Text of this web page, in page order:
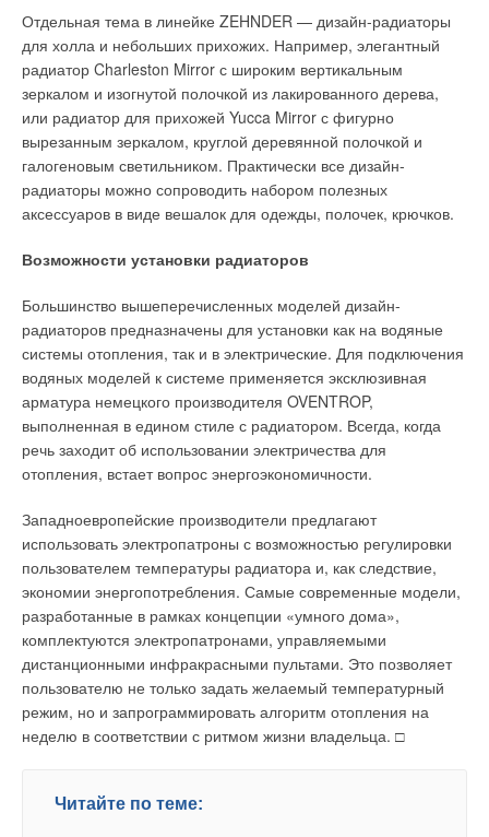
Отдельная тема в линейке ZEHNDER — дизайн-радиаторы
для холла и небольших прихожих. Например, элегантный
радиатор Charleston Mirror с широким вертикальным
зеркалом и изогнутой полочкой из лакированного дерева,
или радиатор для прихожей Yucca Mirror с фигурно
вырезанным зеркалом, круглой деревянной полочкой и
галогеновым светильником. Практически все дизайн-
радиаторы можно сопроводить набором полезных
аксессуаров в виде вешалок для одежды, полочек, крючков.
Возможности установки радиаторов
Большинство вышеперечисленных моделей дизайн-
радиаторов предназначены для установки как на водяные
системы отопления, так и в электрические. Для подключения
водяных моделей к системе применяется эксклюзивная
арматура немецкого производителя OVENTROP,
выполненная в едином стиле с радиатором. Всегда, когда
речь заходит об использовании электричества для
отопления, встает вопрос энергоэкономичности.
Западноевропейские производители предлагают
использовать электропатроны с возможностью регулировки
пользователем температуры радиатора и, как следствие,
экономии энергопотребления. Самые современные модели,
разработанные в рамках концепции «умного дома»,
комплектуются электропатронами, управляемыми
дистанционными инфракрасными пультами. Это позволяет
пользователю не только задать желаемый температурный
режим, но и запрограммировать алгоритм отопления на
неделю в соответствии с ритмом жизни владельца. □
Читайте по теме:
Комментарии
В этой теме еще нет комментариев
Добавить комментарий
Ваше имя *
Ваш E-mail *
Фильтр как панацея от шламовой коррозии имеет ряд
недостатков, его способность удалять шлам определяется
диаметром сетки. Например, фильтр может задерживать 100
или 50 микрон, но все, что меньше этого значения, будет
через этот фильтр проходить, а крупнее — задерживаться.
И стечением времени мы можем добиться полной
непроходимости фильтра, что приведет к износу или
поломке оборудования. Кроме того, для того чтобы
обслуживать фильтр, необходимо остановить систему,
открыть крышку, достать фильтрующий элемент и заменить
либо очистить его, в этот момент система останавливается.
Обслуживание сепараторов занимает минимум времени:
достаточно буквально нескольких секунд, чтобы сбросить
накопившийся шлам. Не нужно дополнительных расчетов по
применению обратно-промывных фильтров, расчетов
расхода воды на обратную промывку. Применяя сепараторы
Spirovent, вы сбрасываете такое незначительное количество
воды, что подпиткой при расчетах можно пренебречь.
Кроме того, сепараторы Spirovent имеют неизменный
показатель гидравлического сопротивления. При
стандартных условиях, о которых было сказано выше,
показатель гидравлического сопротивления измеряется 1
кПа, или 0,01 бар, т.е. при расчетах им вообще можно
пренебречь, этот показатель не оказывает решающего
значения на гидравлические характеристики системы.
Когда же вы применяете фильтры, вы вынуждены иметь
какой-то запас, чтобы преодолеть сопротивление
фильтрующего элемента. Сепараторы Spirovent
обычной фильтрации это невозможно. Диапазон сепарации